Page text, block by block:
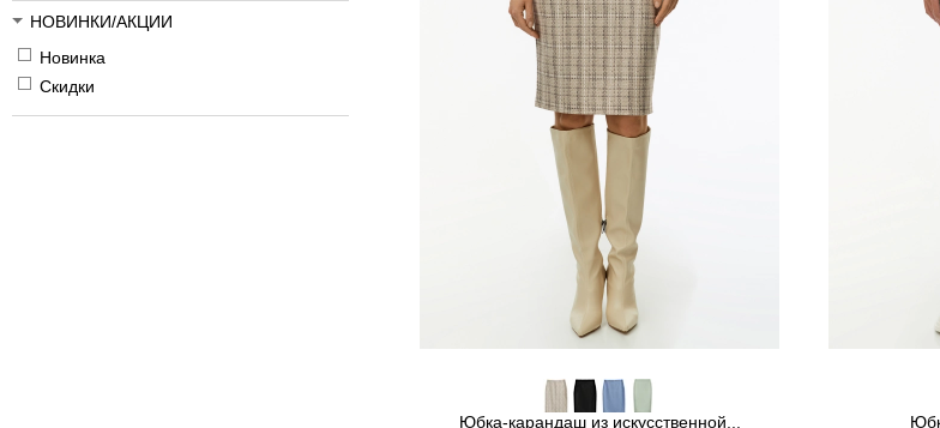
НОВИНКИ/АКЦИИ
Новинка
Скидки
Юбка-карандаш из искусственной...